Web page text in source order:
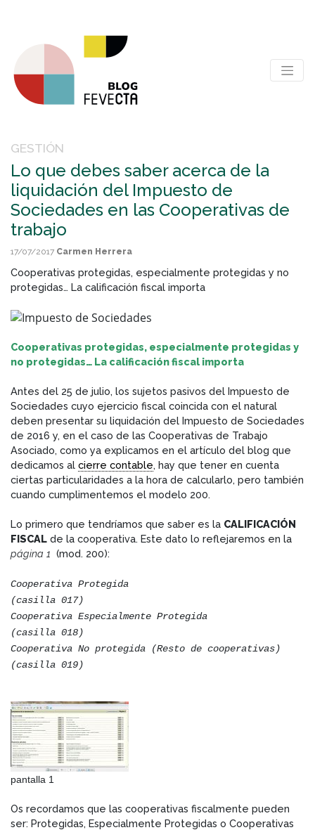
GESTIÓN
Lo que debes saber acerca de la
liquidación del Impuesto de
Sociedades en las Cooperativas de
trabajo
17/07/2017 Carmen Herrera
Cooperativas protegidas, especialmente protegidas y no
protegidas… La calificación fiscal importa
Cooperativas protegidas, especialmente protegidas y
no protegidas… La calificación fiscal importa
Antes del 25 de julio, los sujetos pasivos del Impuesto de
Sociedades cuyo ejercicio fiscal coincida con el natural
deben presentar su liquidación del Impuesto de Sociedades
de 2016 y, en el caso de las Cooperativas de Trabajo
Asociado, como ya explicamos en el artículo del blog que
dedicamos al cierre contable, hay que tener en cuenta
ciertas particularidades a la hora de calcularlo, pero también
cuando cumplimentemos el modelo 200.
Lo primero que tendríamos que saber es la CALIFICACIÓN
FISCAL de la cooperativa. Este dato lo reflejaremos en la
página 1 (mod. 200):
Cooperativa Protegida
(casilla 017)
Cooperativa Especialmente Protegida
(casilla 018)
Cooperativa No protegida (Resto de cooperativas)
(casilla 019)
pantalla 1
Os recordamos que las cooperativas fiscalmente pueden
ser: Protegidas, Especialmente Protegidas o Cooperativas